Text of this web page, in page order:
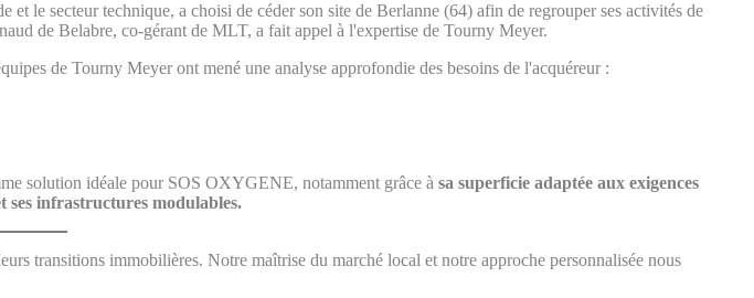
le secteur technique, a choisi de céder son site de Berlanne (64) afin de regrouper ses activités de
de Belabre, co-gérant de MLT, a fait appel à l'expertise de Tourny Meyer.
de Tourny Meyer ont mené une analyse approfondie des besoins de l'acquéreur :
solution idéale pour SOS OXYGENE, notamment grâce à sa superficie adaptée aux exigences
ses infrastructures modulables.
transitions immobilières. Notre maîtrise du marché local et notre approche personnalisée nous